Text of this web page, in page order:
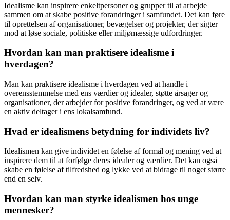
Idealisme kan inspirere enkeltpersoner og grupper til at arbejde
sammen om at skabe positive forandringer i samfundet. Det kan føre
til oprettelsen af organisationer, bevægelser og projekter, der sigter
mod at løse sociale, politiske eller miljømæssige udfordringer.
Hvordan kan man praktisere idealisme i
hverdagen?
Man kan praktisere idealisme i hverdagen ved at handle i
overensstemmelse med ens værdier og idealer, støtte årsager og
organisationer, der arbejder for positive forandringer, og ved at være
en aktiv deltager i ens lokalsamfund.
Hvad er idealismens betydning for individets liv?
Idealismen kan give individet en følelse af formål og mening ved at
inspirere dem til at forfølge deres idealer og værdier. Det kan også
skabe en følelse af tilfredshed og lykke ved at bidrage til noget større
end en selv.
Hvordan kan man styrke idealismen hos unge
mennesker?